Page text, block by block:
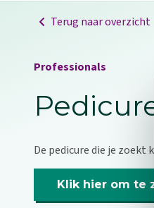
Terug naar overzicht
Professionals
De pedicure die je zoekt
Klik hier om te